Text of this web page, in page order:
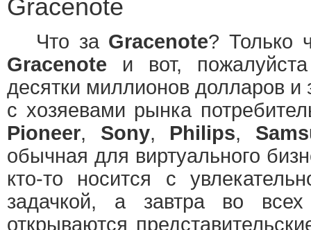
Gracenote
Что за Gracenote? Только
Gracenote и вот,
десятки миллионов долларов и
с хозяевами рынка
Pioneer, Sony, Philips,
обычная для виртуального
кто-то носится с
задачкой, а завтра во
открываются